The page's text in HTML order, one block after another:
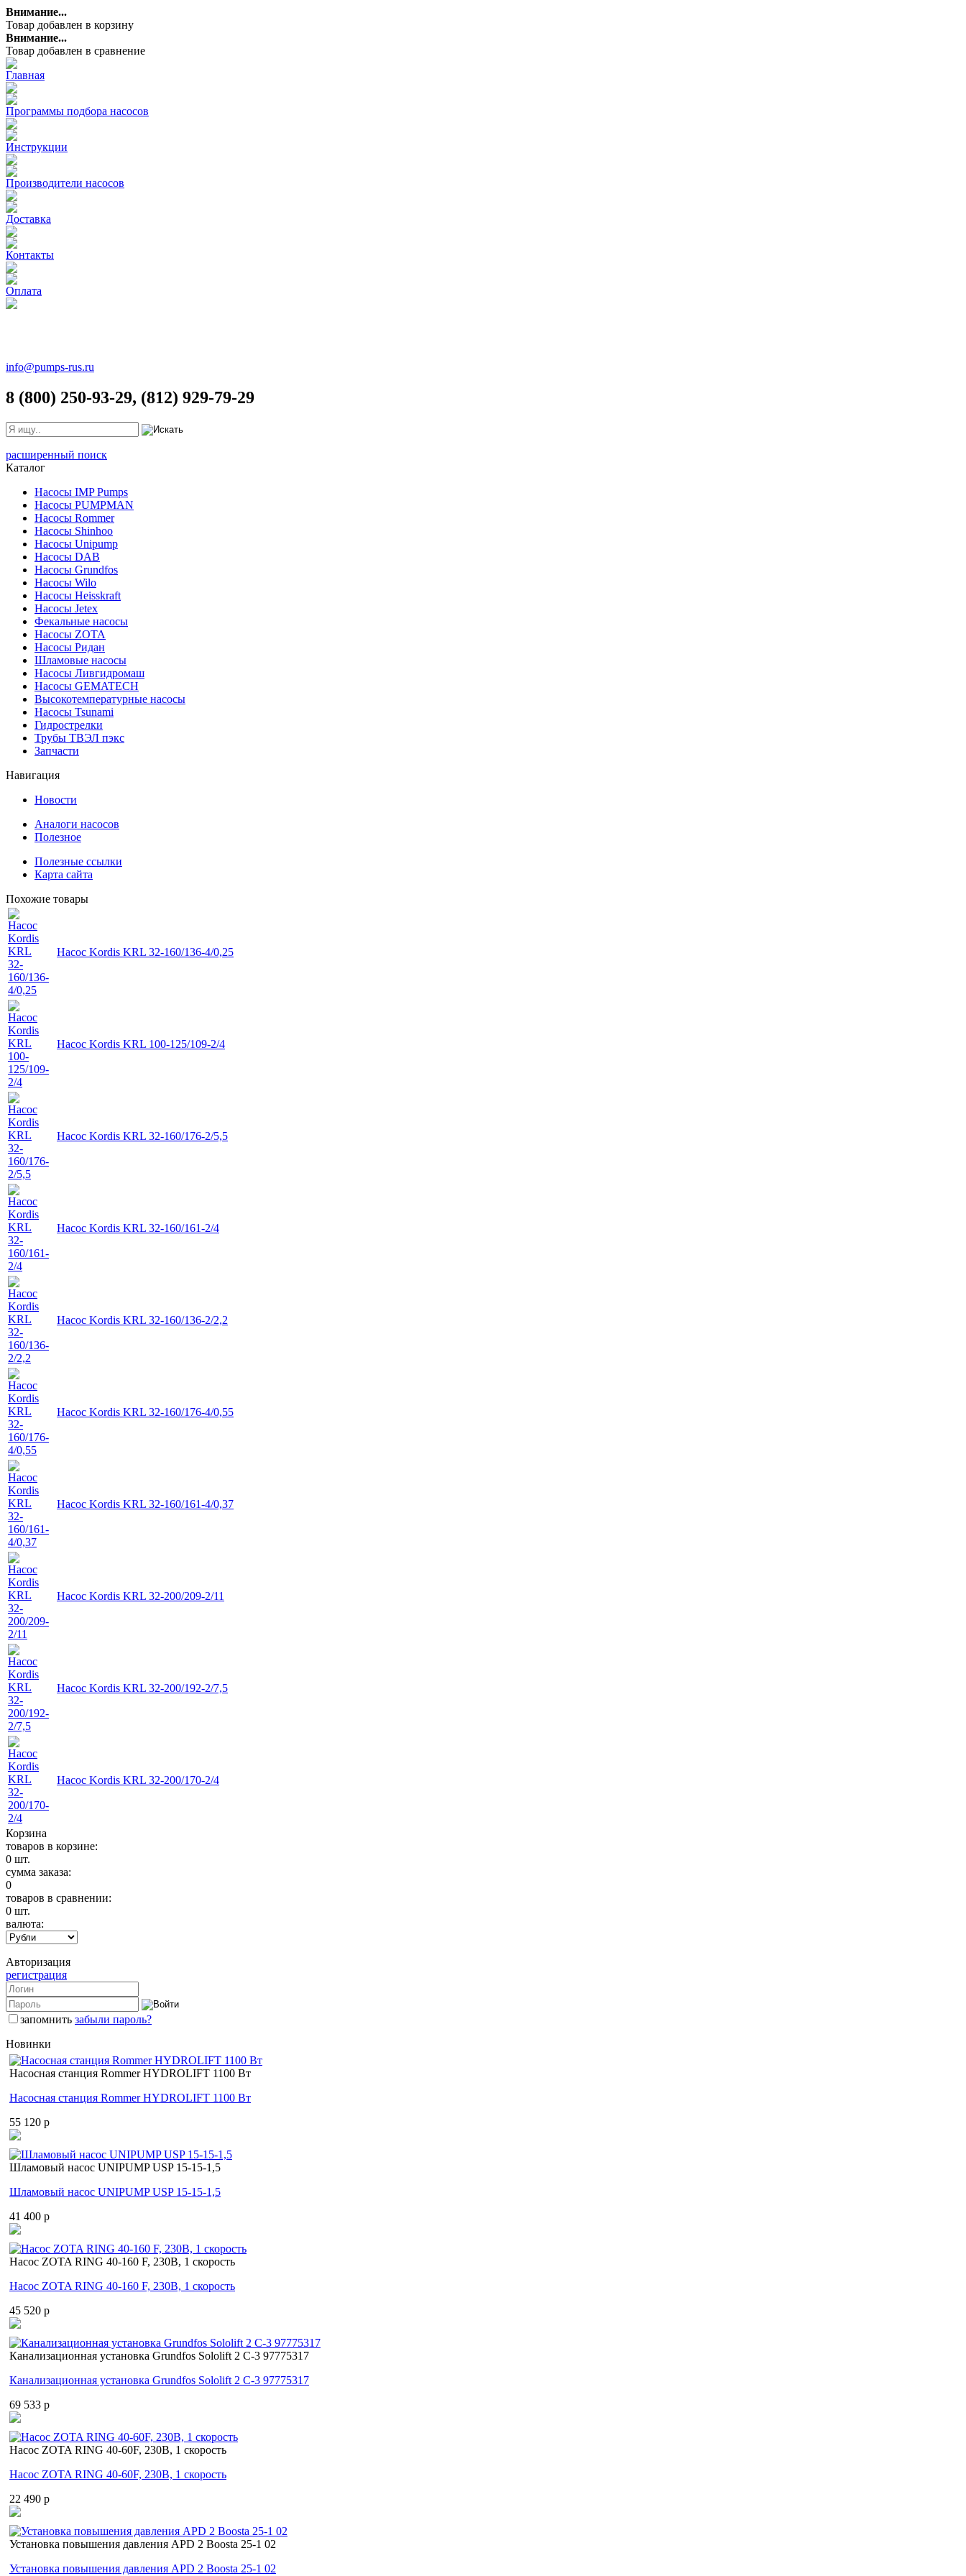
Внимание...
Товар добавлен в корзину
Внимание...
Товар добавлен в сравнение
Главная
Программы подбора насосов
Инструкции
Производители насосов
Доставка
Контакты
Оплата
info@pumps-rus.ru
8 (800) 250-93-29, (812) 929-79-29
расширенный поиск
Каталог
Насосы IMP Pumps
Насосы PUMPMAN
Насосы Rommer
Насосы Shinhoo
Насосы Unipump
Насосы DAB
Насосы Grundfos
Насосы Wilo
Насосы Heisskraft
Насосы Jetex
Фекальные насосы
Насосы ZOTA
Насосы Ридан
Шламовые насосы
Насосы Ливгидромаш
Насосы GEMATECH
Высокотемпературные насосы
Насосы Tsunami
Гидрострелки
Трубы ТВЭЛ пэкс
Запчасти
Навигация
Новости
Аналоги насосов
Полезное
Полезные ссылки
Карта сайта
Похожие товары
Насос Kordis KRL 32-160/136-4/0,25
Насос Kordis KRL 100-125/109-2/4
Насос Kordis KRL 32-160/176-2/5,5
Насос Kordis KRL 32-160/161-2/4
Насос Kordis KRL 32-160/136-2/2,2
Насос Kordis KRL 32-160/176-4/0,55
Насос Kordis KRL 32-160/161-4/0,37
Насос Kordis KRL 32-200/209-2/11
Насос Kordis KRL 32-200/192-2/7,5
Насос Kordis KRL 32-200/170-2/4
Корзина
товаров в корзине:
0 шт.
сумма заказа:
0
товаров в сравнении:
0 шт.
валюта:
Авторизация
регистрация
запомнить забыли пароль?
Новинки
Насосная станция Rommer HYDROLIFT 1100 Вт
Насосная станция Rommer HYDROLIFT 1100 Вт
55 120 p
Шламовый насос UNIPUMP USP 15-15-1,5
Шламовый насос UNIPUMP USP 15-15-1,5
41 400 p
Насос ZOTA RING 40-160 F, 230В, 1 скорость
Насос ZOTA RING 40-160 F, 230В, 1 скорость
45 520 p
Канализационная установка Grundfos Sololift 2 C-3 97775317
Канализационная установка Grundfos Sololift 2 C-3 97775317
69 533 p
Насос ZOTA RING 40-60F, 230В, 1 скорость
Насос ZOTA RING 40-60F, 230В, 1 скорость
22 490 p
Установка повышения давления APD 2 Boosta 25-1 02
Установка повышения давления APD 2 Boosta 25-1 02